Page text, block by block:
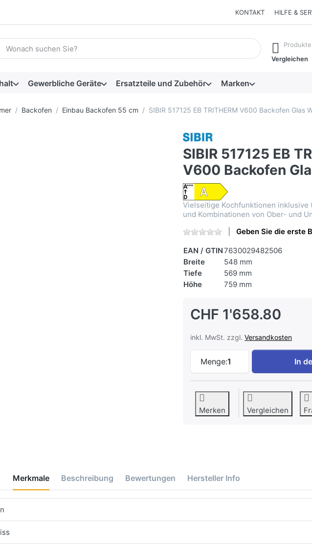
KONTAKT HILFE &
Sie einen Suchbegriff ein. Während Sie tippen, erscheinen automatisch erste
Produkte
Vergleichen
Gewerbliche Geräte Ersatzteile und Zubehör Marken
Backofen Einbau Backofen 55 cm SIBIR 517125 EB TRITHERM V600 Backofen Glas
SIBIR 517125 EB
V600 Backofen
Vielseitige Kochfunktionen inklusive
und Kombinationen von Ober- und
Geben Sie die erste
EAN / GTIN7630029482506
Breite
548 mm
Tiefe
569 mm
Höhe
759 mm
CHF 1'658.80
inkl. MwSt. zzgl. Versandkosten
Menge:1
SIBIR 517125
In
Merken Vergleichen
Merkmale Beschreibung Bewertungen Hersteller Info